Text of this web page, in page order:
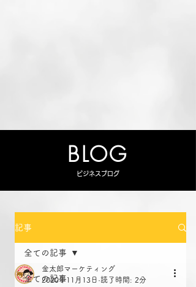
BLOG
ビジネスブログ
記事
全ての記事
全ての記事
金太郎マーケティング
2020年11月13日 読了時間: 2分